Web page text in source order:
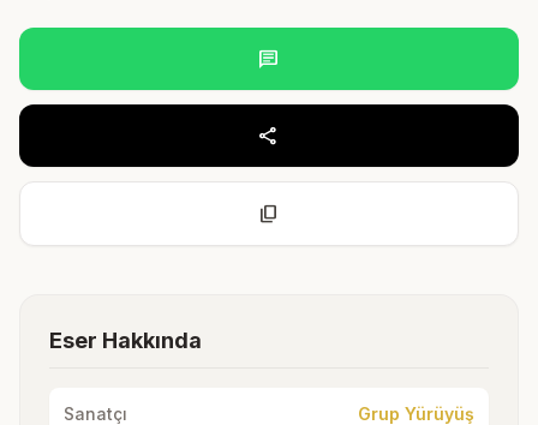
chat
share
content_copy
Eser Hakkında
Sanatçı Grup Yürüyüş